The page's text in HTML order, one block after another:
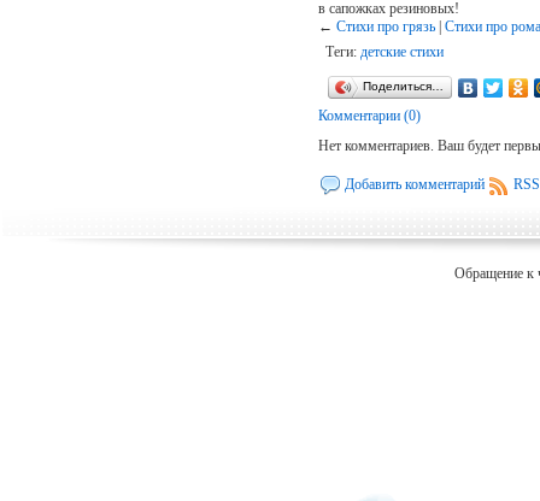
в сапожках резиновых!
← Стихи про грязь| Стихи про
Теги: детские стихи
Поделиться…
Комментарии (0)
Нет комментариев. Ваш будет
Добавить комментарий
Обращение к